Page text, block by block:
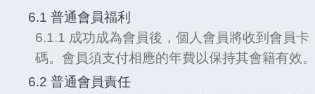
6.1 普通會員福利
6.1.1 成功成為會員後，個人會員將收到會員
碼。會員須支付相應的年費以保持其會籍有效。
6.2 普通會員責任